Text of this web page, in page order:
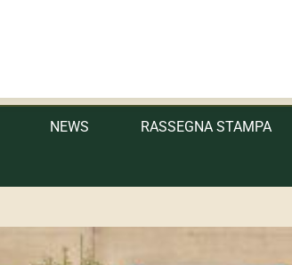
NEWS RASSEGNA STAMPA